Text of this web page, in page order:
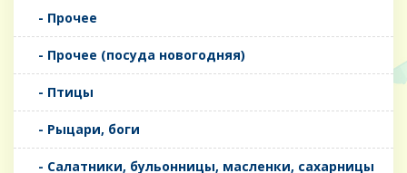
- Прочее
- Прочее (посуда новогодняя)
- Птицы
- Рыцари, боги
- Салатники, бульонницы, масленки, сахарницы